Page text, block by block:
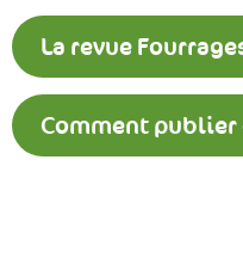
La revue
Comment publier